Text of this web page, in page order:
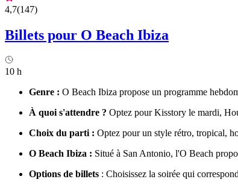
4,7(147)
Billets pour O Beach Ibiza
10 h
Genre : O Beach Ibiza propose un programme
À quoi s'attendre ? Optez pour Kisstory le mardi,
Choix du parti : Optez pour un style rétro, tropical,
O Beach Ibiza : Situé à San Antonio, l'O Beach
Options de billets : Choisissez la soirée qui